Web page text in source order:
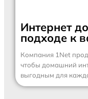
Интернет
подходе к
Компания 1Net
чтобы домашний
выгодным для